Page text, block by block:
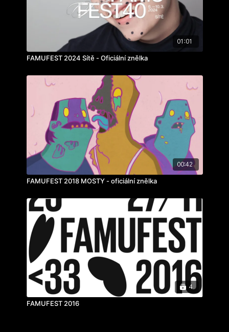
01:01
FAMUFEST 2024 Sítě - Oficiální znělka
00:42
FAMUFEST 2018 MOSTY - oficiální znělka
4
FAMUFEST 2016